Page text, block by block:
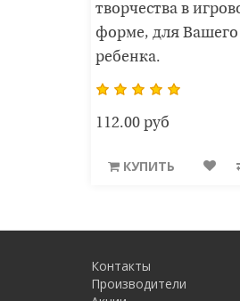
творчества в
форме, для Вашего
ребенка.
112.00 руб
КУПИТЬ
Контакты
Производители